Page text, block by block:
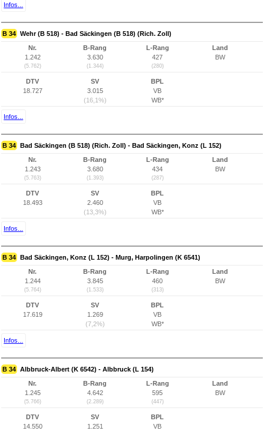
Infos...
B 34 Wehr (B 518) - Bad Säckingen (B 518) (Rich. Zoll)
Nr.
1.242
(5.762)
B-Rang
3.630
(1.344)
L-Rang
427
(280)
Land
BW
DTV
18.727
SV
3.015
(16,1%)
BPL
VB
WB*
Infos...
B 34 Bad Säckingen (B 518) (Rich. Zoll) - Bad Säckingen, Konz (L 152)
Nr.
1.243
(5.763)
B-Rang
3.680
(1.393)
L-Rang
434
(287)
Land
BW
DTV
18.493
SV
2.460
(13,3%)
BPL
VB
WB*
Infos...
B 34 Bad Säckingen, Konz (L 152) - Murg, Harpolingen (K 6541)
Nr.
1.244
(5.764)
B-Rang
3.845
(1.533)
L-Rang
460
(313)
Land
BW
DTV
17.619
SV
1.269
(7,2%)
BPL
VB
WB*
Infos...
B 34 Albbruck-Albert (K 6542) - Albbruck (L 154)
Nr.
1.245
(5.766)
B-Rang
4.642
(2.289)
L-Rang
595
(447)
Land
BW
DTV
14.550
SV
1.251
BPL
VB